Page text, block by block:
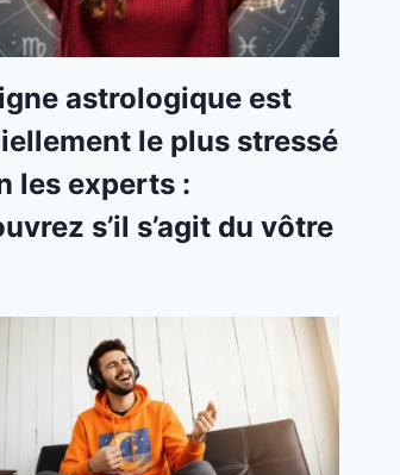
astrologique est
le plus stressé
les experts :
s’il s’agit du vôtre